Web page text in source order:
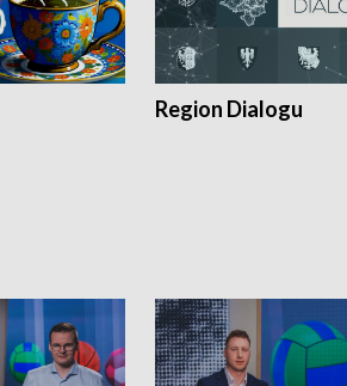
Region Dialogu